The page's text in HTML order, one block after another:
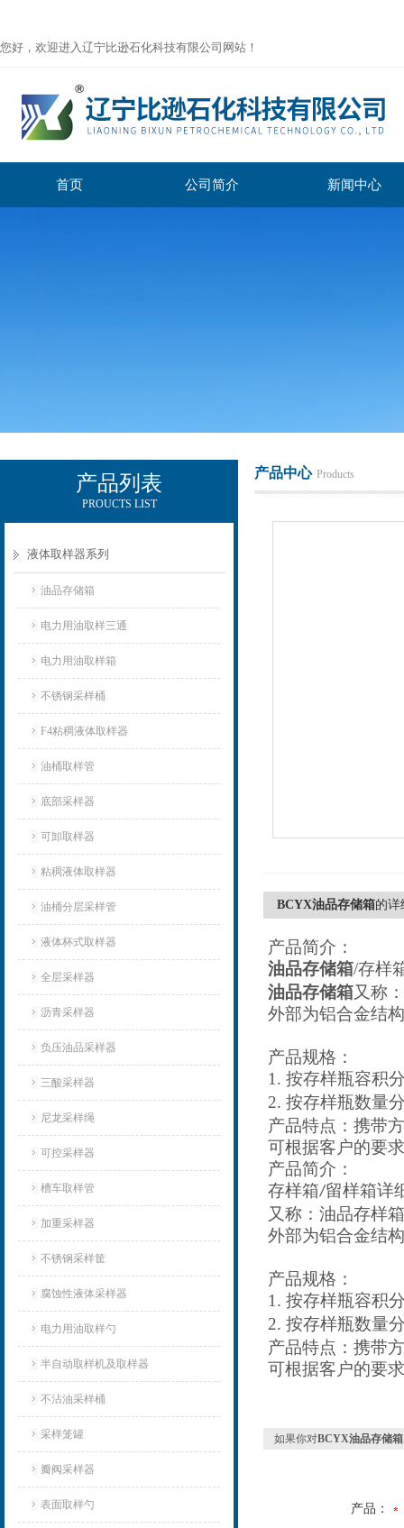
您好，欢迎进入辽宁比逊石化科技有限公司网站！
首页 公司简介 新闻中心
产品列表
PROUCTS LIST
液体取样器系列
油品存储箱
电力用油取样三通
电力用油取样箱
不锈钢采样桶
F4粘稠液体取样器
油桶取样管
底部采样器
可卸取样器
粘稠液体取样器
油桶分层采样管
液体杯式取样器
全层采样器
沥青采样器
负压油品采样器
三酸采样器
尼龙采样绳
可控采样器
槽车取样管
加重采样器
不锈钢采样筐
腐蚀性液体采样器
电力用油取样勺
半自动取样机及取样器
不沾油采样桶
采样笼罐
瓣阀采样器
表面取样勺
产品中心 Products
BCYX油品存储箱的详
产品简介：
油品存储箱/存样
油品存储箱又称
外部为铝合金结
产品规格：
1. 按存样瓶容积
2. 按存样瓶数量
产品特点： 携带
可根据客户的要
产品简介：
存样箱/留样箱详
又称：油品存样
外部为铝合金结
产品规格：
1. 按存样瓶容积
2. 按存样瓶数量
产品特点： 携带
可根据客户的要
如果你对BCYX油品存储箱
产品：